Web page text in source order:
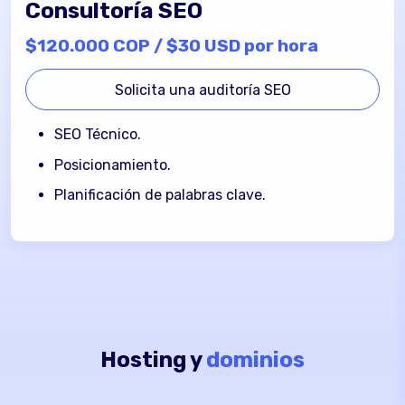
Más de 71 horas
$50.000 COP / $12.5 USD por hora
Incluye:
Mantenimiento preventivo.
Consultoría técnica sobre tu sitio web.
Consultoría SEO
$120.000 COP / $30 USD por hora
Solicita una auditoría SEO
SEO Técnico.
Posicionamiento.
Planificación de palabras clave.
Hosting ydominios